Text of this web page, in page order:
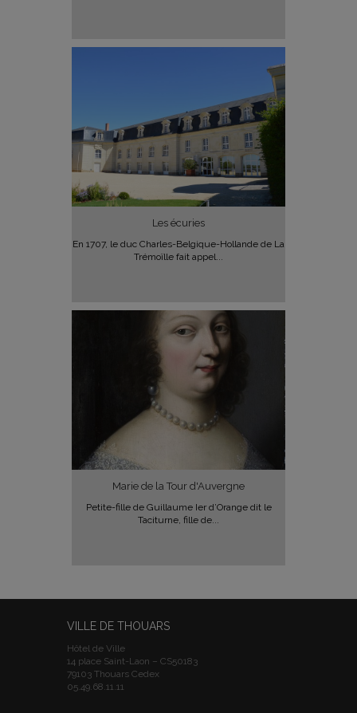
Les écuries
En 1707, le duc Charles-Belgique-Hollande de La
Trémoïlle fait appel...
Marie de la Tour d'Auvergne
Petite-fille de Guillaume Ier d’Orange dit le
Taciturne, fille de...
VILLE DE THOUARS
Hôtel de Ville
14 place Saint-Laon – CS50183
79103 Thouars Cedex
05.49.68.11.11